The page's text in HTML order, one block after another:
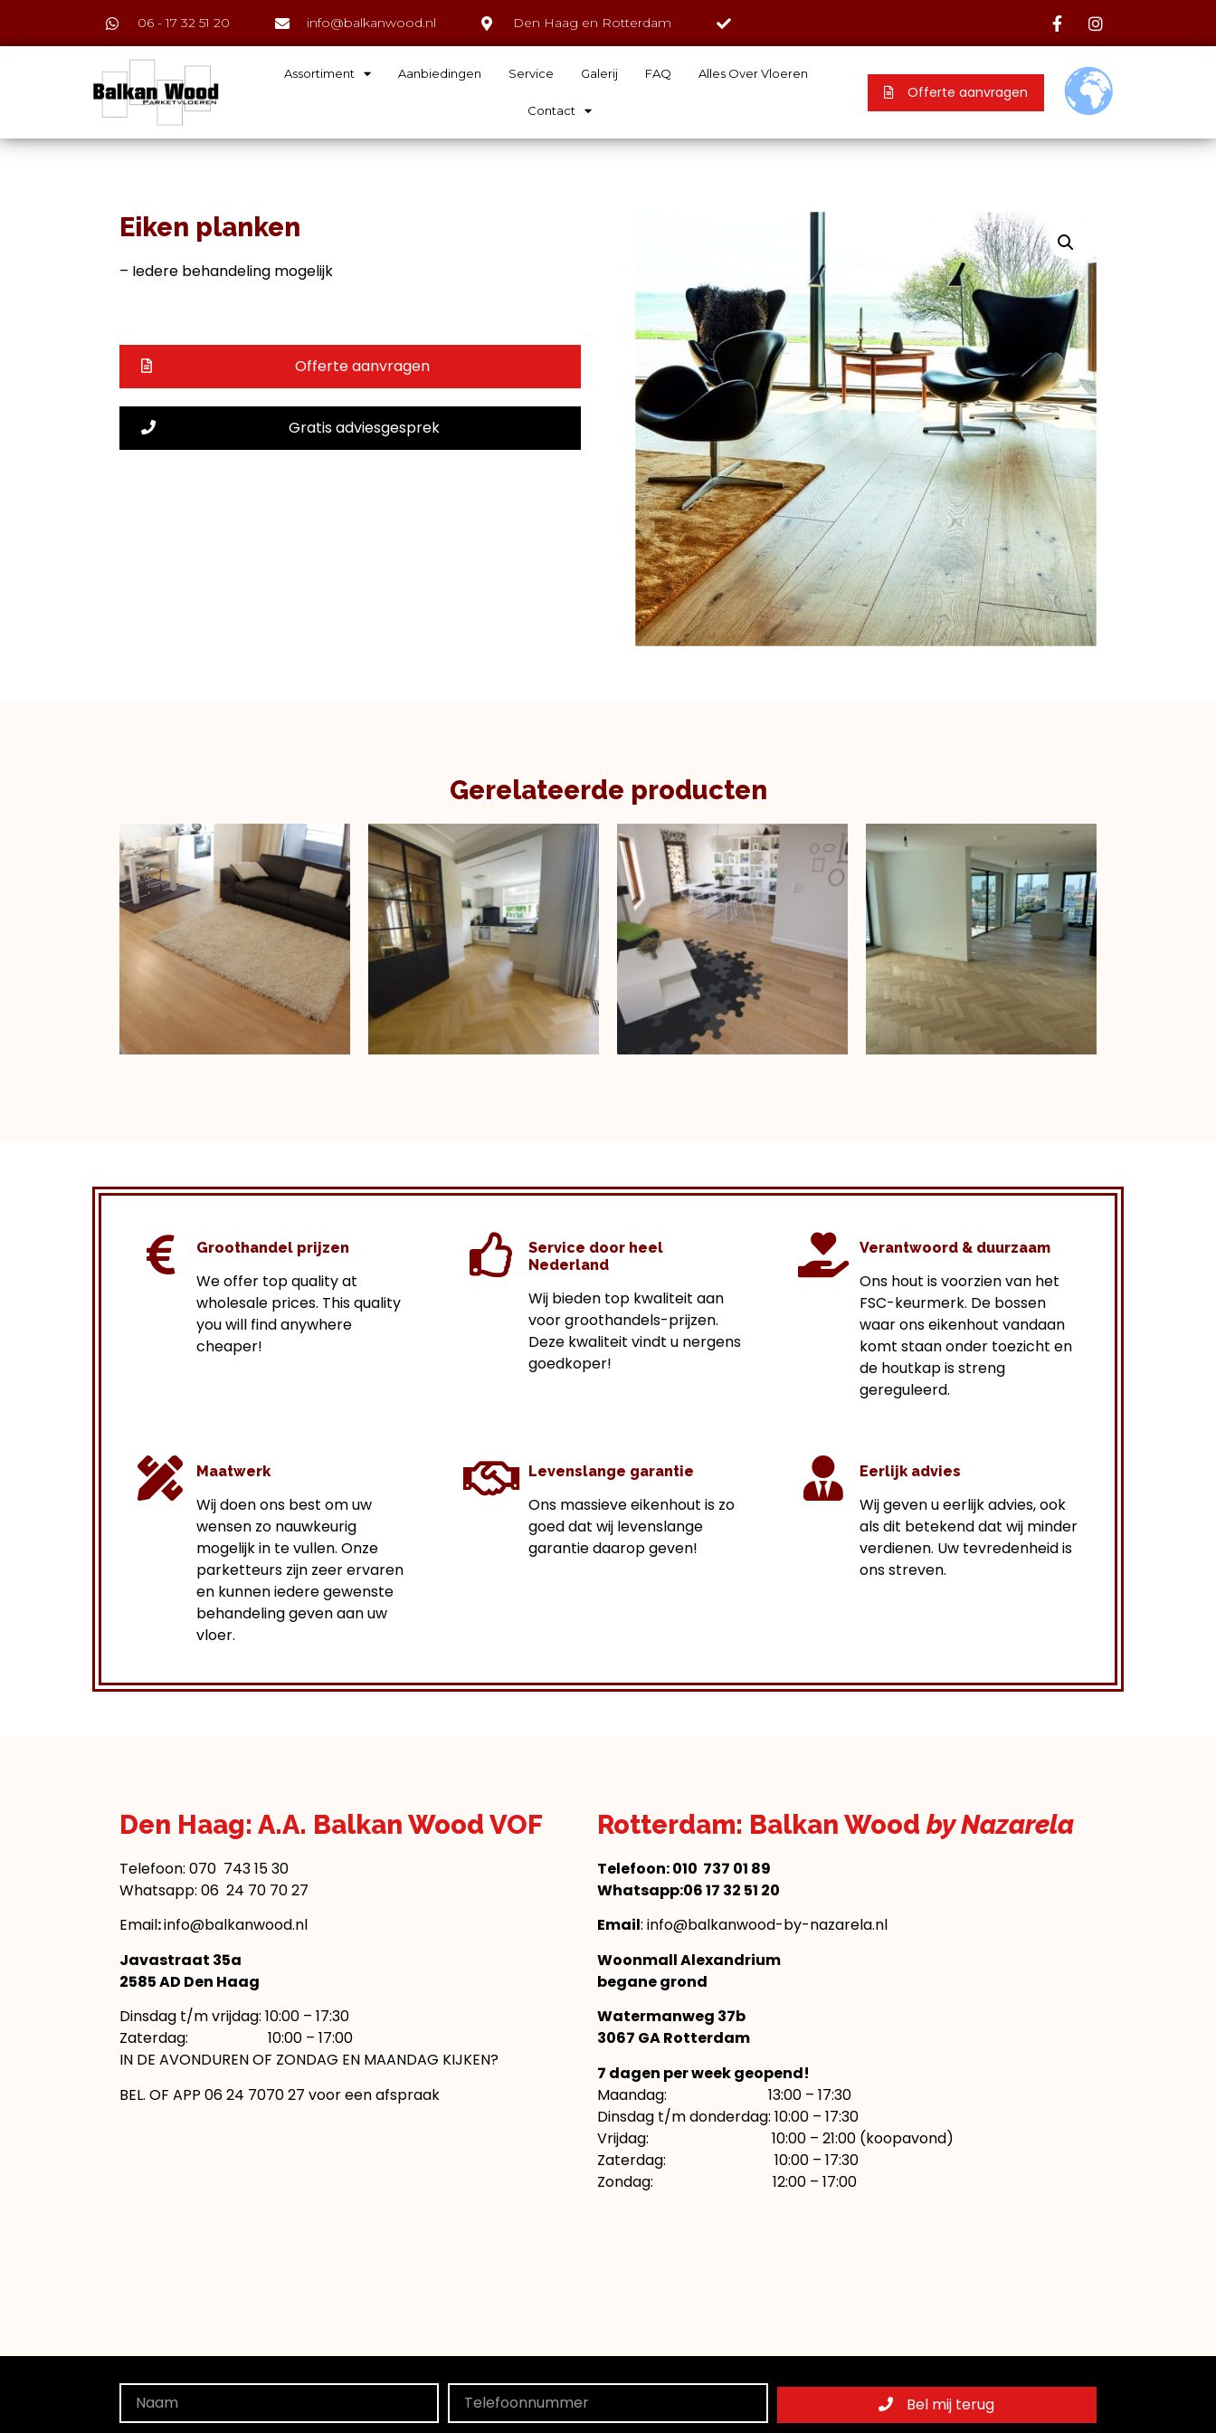
06 - 17 32 51 20 info@balkanwood.nl Den Haag en Rotterdam
Assortiment Aanbiedingen Service Galerij FAQ Alles Over Vloeren
Contact
Offerte aanvragen
Eiken planken
– Iedere behandeling mogelijk
Offerte aanvragen
Gratis adviesgesprek
Gerelateerde producten
Groothandel prijzen
We offer top quality at
wholesale prices. This quality
you will find anywhere
cheaper!
Service door heel
Nederland
Wij bieden top kwaliteit aan
voor groothandels-prijzen.
Deze kwaliteit vindt u nergens
goedkoper!
Verantwoord & duurzaam
Ons hout is voorzien van het
FSC-keurmerk. De bossen
waar ons eikenhout vandaan
komt staan onder toezicht en
de houtkap is streng
gereguleerd.
Maatwerk
Wij doen ons best om uw
wensen zo nauwkeurig
mogelijk in te vullen. Onze
parketteurs zijn zeer ervaren
en kunnen iedere gewenste
behandeling geven aan uw
vloer.
Levenslange garantie
Ons massieve eikenhout is zo
goed dat wij levenslange
garantie daarop geven!
Eerlijk advies
Wij geven u eerlijk advies, ook
als dit betekend dat wij minder
verdienen. Uw tevredenheid is
ons streven.
Den Haag: A.A. Balkan Wood VOF
Telefoon: 070 743 15 30
Whatsapp: 06 24 70 70 27
Email:info@balkanwood.nl
Javastraat 35a
2585 AD Den Haag
Dinsdag t/m vrijdag: 10:00 – 17:30
Zaterdag: 10:00 – 17:00
IN DE AVONDUREN OF ZONDAG EN MAANDAG KIJKEN?
BEL. OF APP 06 24 7070 27 voor een afspraak
Rotterdam: Balkan Wood by Nazarela
Telefoon:010 737 01 89
Whatsapp:06 17 32 51 20
Email: info@balkanwood-by-nazarela.nl
Woonmall Alexandrium
begane grond
Watermanweg 37b
3067 GA Rotterdam
7 dagen per week geopend!
Maandag: 13:00 – 17:30
Dinsdag t/m donderdag: 10:00 – 17:30
Vrijdag: 10:00 – 21:00 (koopavond)
Zaterdag: 10:00 – 17:30
Zondag: 12:00 – 17:00
Bel mij terug